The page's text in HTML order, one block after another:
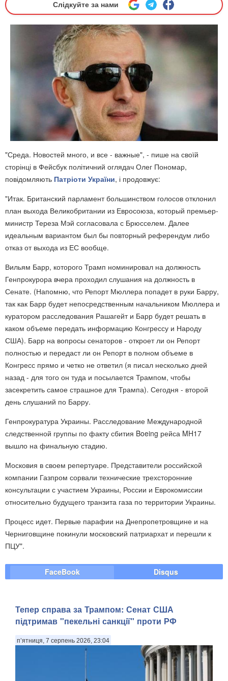
Слідкуйте за нами
"Среда. Новостей много, и все - важные", - пише на своїй
сторінці в Фейсбук політичний оглядач Олег Пономар,
повідомляють Патріоти України, і продовжує:
"Итак. Британский парламент большинством голосов отклонил
план выхода Великобритании из Евросоюза, который премьер-
министр Тереза Мэй согласовала с Брюсселем. Далее
идеальным вариантом был бы повторный референдум либо
отказ от выхода из ЕС вообще.
Вильям Барр, которого Трамп номинировал на должность
Генпрокурора вчера проходил слушания на должность в
Сенате. (Напомню, что Репорт Мюллера попадет в руки Барру,
так как Барр будет непосредственным начальником Мюллера и
куратором расследования Рашагейт и Барр будет решать в
каком объеме передать информацию Конгрессу и Народу
США). Барр на вопросы сенаторов - откроет ли он Репорт
полностью и передаст ли он Репорт в полном объеме в
Конгресс прямо и четко не ответил (я писал несколько дней
назад - для того он туда и посылается Трампом, чтобы
засекретить самое страшное для Трампа). Сегодня - второй
день слушаний по Барру.
Генпрокуратура Украины. Расследование Международной
следственной группы по факту сбития Boeing рейса MH17
вышло на финальную стадию.
Московия в своем репертуаре. Представители российской
компании Газпром сорвали технические трехсторонние
консультации с участием Украины, России и Еврокомиссии
относительно будущего транзита газа по территории Украины.
Процесс идет. Первые парафии на Днепропетровщине и на
Черниговщине покинули московский патриархат и перешли к
ПЦУ".
FaceBook Disqus
Тепер справа за Трампом: Сенат США
підтримав "пекельні санкції" проти РФ
п’ятниця, 7 серпень 2026, 23:04